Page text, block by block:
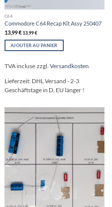
C64
Commodore C64 Recap Kit Assy 250407
13,99€ 13,99€
AJOUTER AU PANIER
TVA incluse zzgl. Versandkosten
Lieferzeit: DHL Versand - 2-3
Geschäftstage in D, EU länger !